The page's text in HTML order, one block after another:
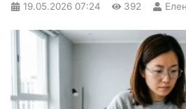
19.05.2026 07:24 392